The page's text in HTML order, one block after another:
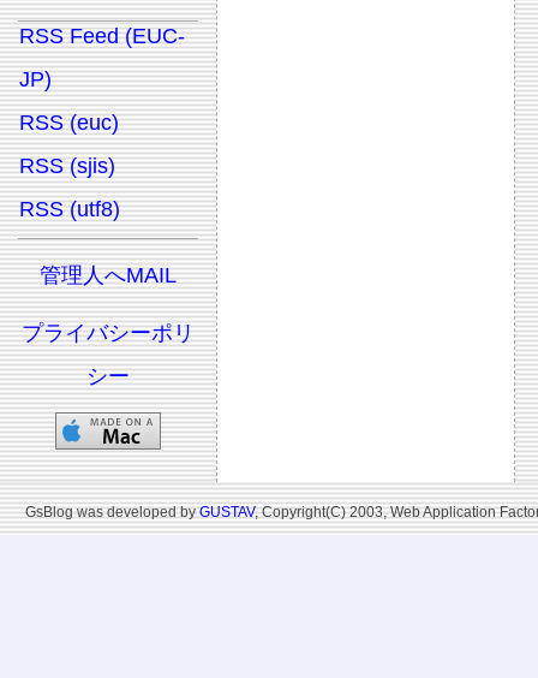
RSS Feed (EUC-
JP)
RSS (euc)
RSS (sjis)
RSS (utf8)
管理人へMAIL
プライバシーポリ
シー
GsBlog was developed byGUSTAV, Copyright(C) 2003, Web Application